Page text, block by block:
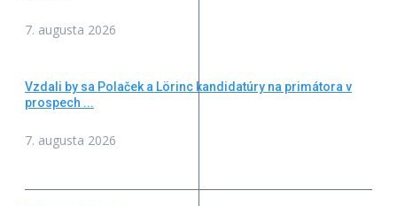
7. augusta 2026
Vzdali by sa Polaček a Lörinc kandidatúry na primátora v
prospech ...
7. augusta 2026